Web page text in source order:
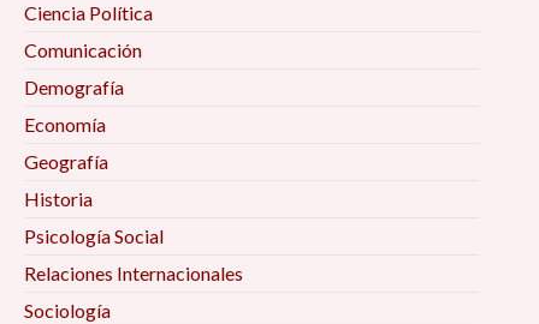
Ciencia Política
Comunicación
Demografía
Economía
Geografía
Historia
Psicología Social
Relaciones Internacionales
Sociología